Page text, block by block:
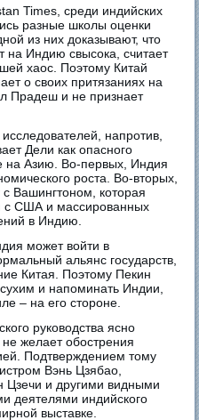
Times, среди индийских
разные школы оценки
из них доказывают, что
на Индию свысока, считает
хаос. Поэтому Китай
о своих притязаниях на
Прадеш и не признает
напротив,
Дели как опасного
на Азию. Во-первых, Индия
роста. Во-вторых,
Вашингтоном, которая
с США и массированных
в Индию.
может войти в
альянс государств,
Китая. Поэтому Пекин
и напоминать Индии,
– на его стороне.
руководства ясно
желает обострения
Подтверждением тому
Вэнь Цзябао,
Цзечи и другими видными
деятелями индийского
выставке.